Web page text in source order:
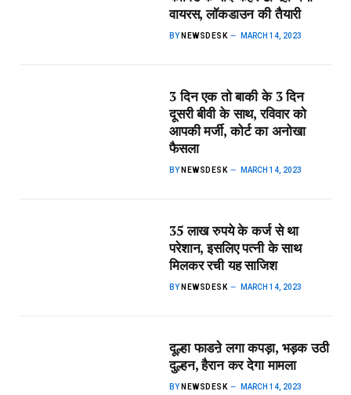
वायरस, लॉकडाउन की तैयारी
BY NEWSDESK MARCH 14, 2023
3 दिन एक तो बाकी के 3 दिन
दूसरी बीवी के साथ, रविवार को
आपकी मर्जी, कोर्ट का अनोखा
फैसला
BY NEWSDESK MARCH 14, 2023
35 लाख रुपये के कर्ज से था
परेशान, इसलिए पत्नी के साथ
मिलकर रची यह साजिश
BY NEWSDESK MARCH 14, 2023
दूल्हा फाडऩे लगा कपड़ा, भड़क उठी
दुल्हन, हैरान कर देगा मामला
BY NEWSDESK MARCH 14, 2023